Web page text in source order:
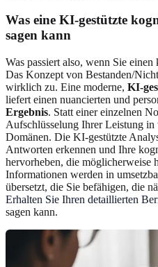
Was eine KI-gestützte
sagen kann
Was passiert also, wenn Sie
Das Konzept von Bestanden/
wirklich zu. Eine moderne, KI-
liefert einen nuancierten und
Ergebnis. Statt einer einzelnen
Aufschlüsselung Ihrer Leistung in
Domänen. Die KI-gestützte
Antworten erkennen und Ihre
hervorheben, die möglicherweise
Informationen werden in
übersetzt, die Sie befähigen, die
Erhalten Sie Ihren detaillierten
sagen kann.